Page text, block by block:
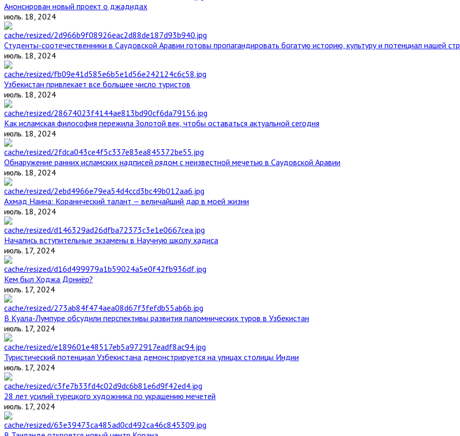
Анонсирован новый проект о джадидах
июль. 18, 2024
Студенты-соотечественники в Саудовской Аравии готовы пропагандировать богатую историю, культуру и потенциал нашей
июль. 18, 2024
Узбекистан привлекает все большее число туристов
июль. 18, 2024
Как исламская философия пережила Золотой век, чтобы оставаться актуальной сегодня
июль. 18, 2024
Обнаружение ранних исламских надписей рядом с неизвестной мечетью в Саудовской Аравии
июль. 18, 2024
Ахмад Наина: Коранический талант — величайший дар в моей жизни
июль. 18, 2024
Начались вступительные экзамены в Научную школу хадиса
июль. 17, 2024
Кем был Ходжа Дониёр?
июль. 17, 2024
В Куала-Лумпуре обсудили перспективы развития паломнических туров в Узбекистан
июль. 17, 2024
Туристический потенциал Узбекистана демонстрируется на улицах столицы Индии
июль. 17, 2024
28 лет усилий турецкого художника по украшению мечетей
июль. 17, 2024